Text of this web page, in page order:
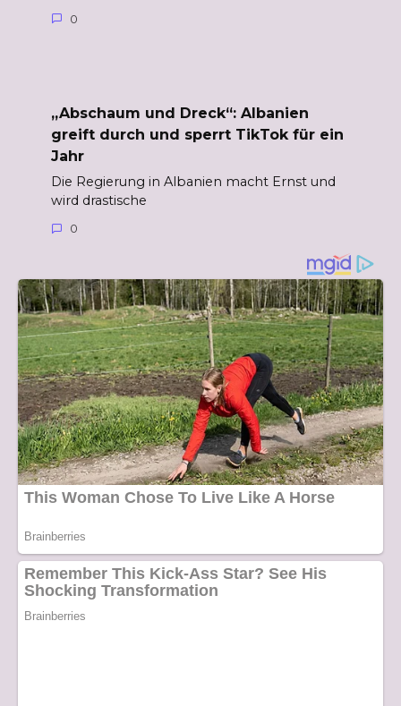
0
„Abschaum und Dreck“: Albanien
greift durch und sperrt TikTok für ein
Jahr
Die Regierung in Albanien macht Ernst und
wird drastische
0